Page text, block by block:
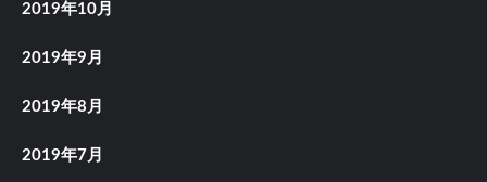
2019年10月
2019年9月
2019年8月
2019年7月